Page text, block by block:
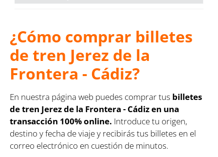
¿Cómo comprar billetes
de tren Jerez de la
Frontera - Cádiz?
En nuestra página web puedes comprar tus billetes
de tren Jerez de la Frontera - Cádiz en una
transacción 100% online. Introduce tu origen,
destino y fecha de viaje y recibirás tus billetes en el
correo electrónico en cuestión de minutos.